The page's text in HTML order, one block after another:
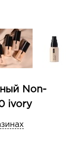
Non-
ivory